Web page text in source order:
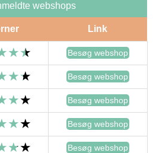
webshops
Link
Besøg webshop
Besøg webshop
Besøg webshop
Besøg webshop
Besøg webshop